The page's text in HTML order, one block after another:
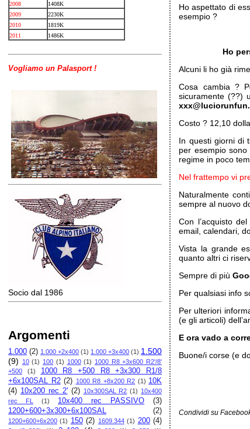
2008
1408K
2009
2230K
2010
1819K
2011
1486K
Vogliamo un Palasport !
Socio dal 1986
Argomenti
1.000 (2) 1.000 +2x400 (1) 1.000 +3x400 (1) 1.500
(9)
10 (1) 100 (1) 1000 (1) 1000 R8 +3x600 R2'/8'
+500
(1)
1000 R8 +500 R8 +3x300 R1/8
+6x100SAL R2 (2) 1000 R8 +8x200 R2 (1) 10K
(4) 10x200 rec 2' (2) 10x300SAL R2 (1) 10x400
rec FL
(1) 10x400 rec PASSIVO
(3)
1200+600+3x300+6x100SAL
(2)
1200+600+6x200 (1) 150 (2) 1609.344 (1) 200 (4)
Ho aspettato di
esempio ?
Ho
Alcuni li ho già
Cosa cambia ?
sicuramente (??)
Costo ? 12,10
In questi giorni di
per esempio
regime in poco
Nel frattempo vi
Naturalmente
sempre al nuovo
Con l’acquisto
email, calendari,
Vista la grande
quanto altri ci
Sempre di più
Per qualsiasi info
Per ulteriori
(e gli articoli)
E ora vado a
Buone/i corse (e
Condividi su